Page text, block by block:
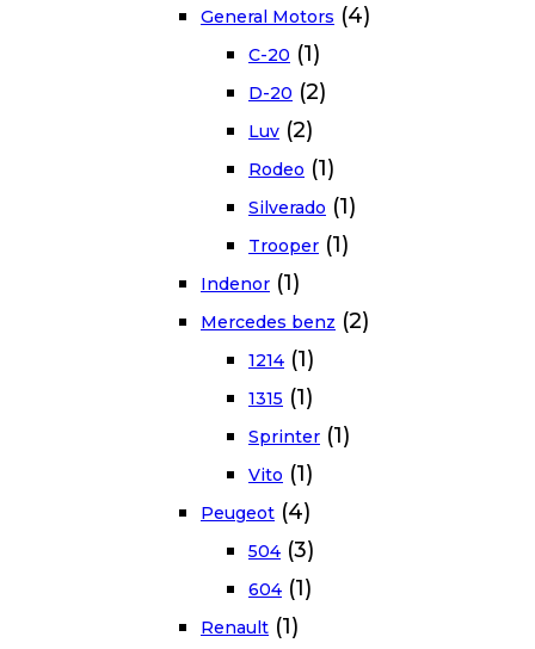
General Motors (4)
C-20 (1)
D-20 (2)
Luv (2)
Rodeo (1)
Silverado (1)
Trooper (1)
Indenor (1)
Mercedes benz (2)
1214 (1)
1315 (1)
Sprinter (1)
Vito (1)
Peugeot (4)
504 (3)
604 (1)
Renault (1)